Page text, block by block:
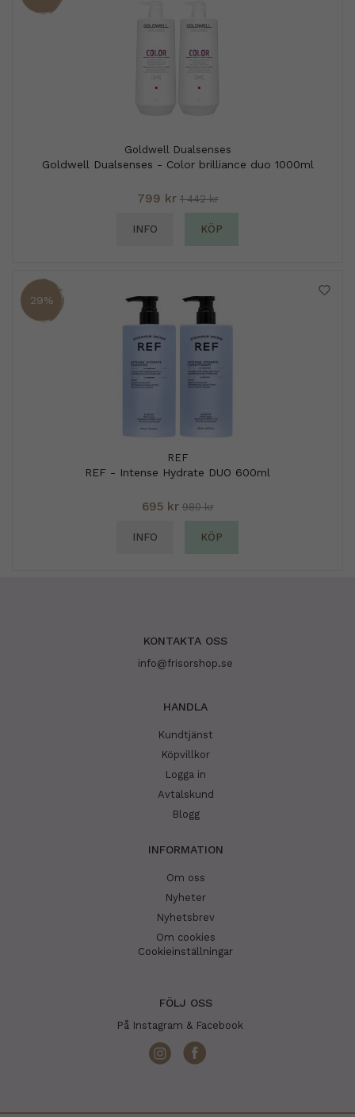
Goldwell Dualsenses
Goldwell Dualsenses - Color brilliance duo 1000ml
799 kr 1 442 kr
INFO KÖP
29%
REF
REF - Intense Hydrate DUO 600ml
695 kr 980 kr
INFO KÖP
KONTAKTA OSS
info@frisorshop.se
HANDLA
Kundtjänst
Köpvillkor
Logga in
Avtalskund
Blogg
INFORMATION
Om oss
Nyheter
Nyhetsbrev
Om cookies
Cookieinställningar
FÖLJ OSS
På Instagram & Facebook